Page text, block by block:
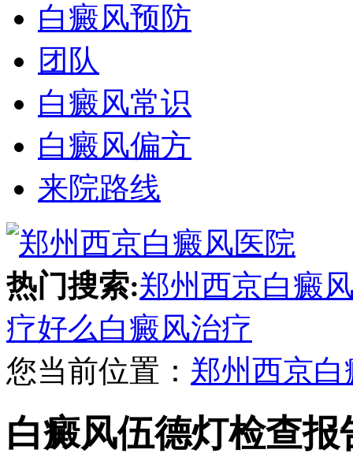
白癜风预防
团队
白癜风常识
白癜风偏方
来院路线
热门搜索:郑州西京白癜
疗好么白癜风治疗
您当前位置： 郑州西京
白癜风伍德灯检查报